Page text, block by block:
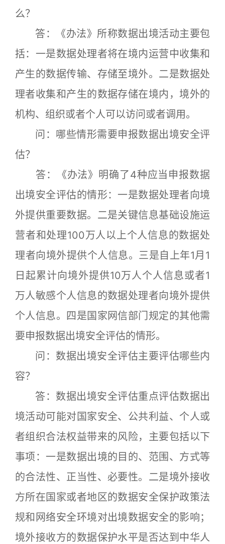
么？
答：《办法》所称数据出境活动主要包
括：一是数据处理者将在境内运营中收集和
产生的数据传输、存储至境外。二是数据处
理者收集和产生的数据存储在境内，境外的
机构、组织或者个人可以访问或者调用。
问：哪些情形需要申报数据出境安全评
估？
答：《办法》明确了4种应当申报数据
出境安全评估的情形：一是数据处理者向境
外提供重要数据。二是关键信息基础设施运
营者和处理100万人以上个人信息的数据处
理者向境外提供个人信息。三是自上年1月1
日起累计向境外提供10万人个人信息或者1
万人敏感个人信息的数据处理者向境外提供
个人信息。四是国家网信部门规定的其他需
要申报数据出境安全评估的情形。
问：数据出境安全评估主要评估哪些内
容？
答：数据出境安全评估重点评估数据出
境活动可能对国家安全、公共利益、个人或
者组织合法权益带来的风险，主要包括以下
事项：一是数据出境的目的、范围、方式等
的合法性、正当性、必要性。二是境外接收
方所在国家或者地区的数据安全保护政策法
规和网络安全环境对出境数据安全的影响；
境外接收方的数据保护水平是否达到中华人